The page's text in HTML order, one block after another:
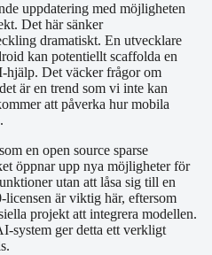
uppdatering med möjligheten
Det här sänker
dramatiskt. En utvecklare
kan potentiellt scaffolda en
hjälp. Det väcker frågor om
är en trend som vi inte kan
att påverka hur mobila
en open source sparse
öppnar upp nya möjligheter för
utan att låsa sig till en
är viktig här, eftersom
projekt att integrera modellen.
system ger detta ett verkligt